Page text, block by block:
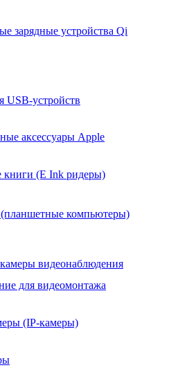
зарядные устройства Qi
USB-устройств
аксессуары Apple
книги (E Ink ридеры)
компьютеры)
видеонаблюдения
для видеомонтажа
(IP-камеры)